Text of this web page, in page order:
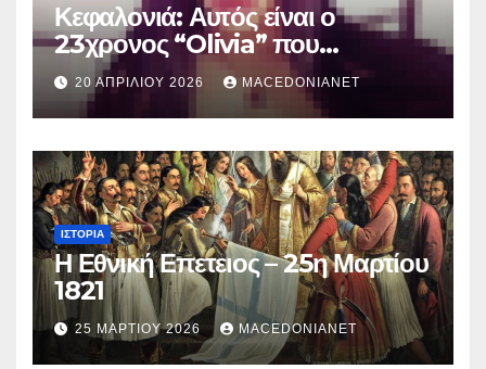
Κεφαλονιά: Αυτός είναι ο
23χρονος “Olivia” που
κατηγορείται για τον θάνατο της
Μυρτούς
20 ΑΠΡΙΛΊΟΥ 2026 MACEDONIANET
ΙΣΤΟΡΊΑ
Η Εθνική Επετειος – 25η Μαρτίου
1821
25 ΜΑΡΤΊΟΥ 2026 MACEDONIANET